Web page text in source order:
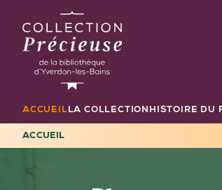
contenu
principal
principale
ACCUEIL LA COLLECTION HISTOIRE DU
FIL
D'ARIANE
ACCUEIL